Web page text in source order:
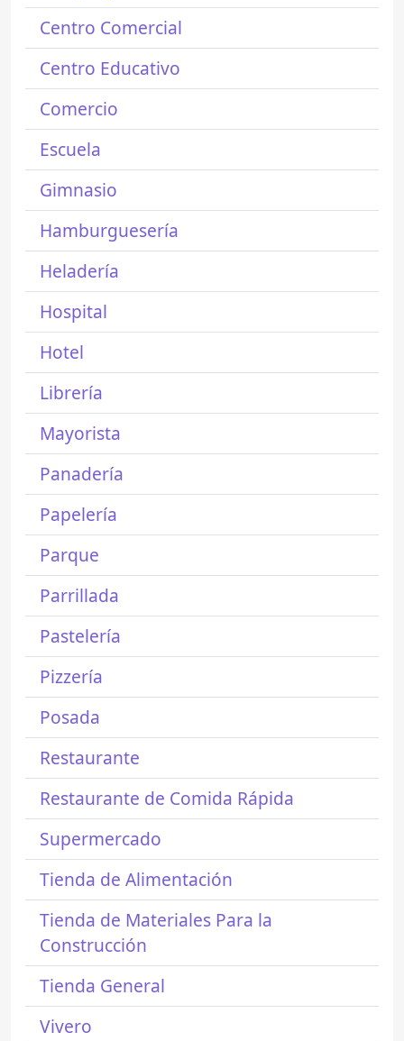
Centro Comercial
Centro Educativo
Comercio
Escuela
Gimnasio
Hamburguesería
Heladería
Hospital
Hotel
Librería
Mayorista
Panadería
Papelería
Parque
Parrillada
Pastelería
Pizzería
Posada
Restaurante
Restaurante de Comida Rápida
Supermercado
Tienda de Alimentación
Tienda de Materiales Para la
Construcción
Tienda General
Vivero